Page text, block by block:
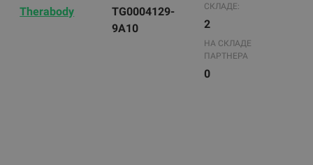
Therabody
TG0004129-
9A10
СКЛАДЕ:
2
НА СКЛАДЕ
ПАРТНЕРА
0